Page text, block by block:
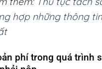
hợp những thông
phí trong quá trình